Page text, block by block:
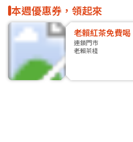
本週優惠券，領起來
老賴紅茶免費喝
連鎖門市
老賴茶棧